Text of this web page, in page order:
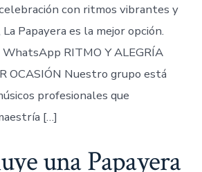
con ritmos vibrantes y
Papayera es la mejor opción.
RITMO Y ALEGRÍA
OCASIÓN Nuestro grupo está
profesionales que
[…]
una Papayera